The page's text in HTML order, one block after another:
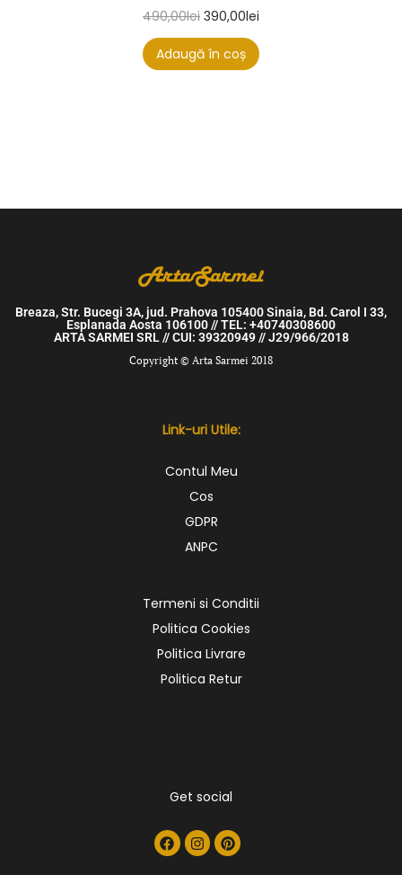
490,00lei 390,00lei
Adaugă în coș
Breaza, Str. Bucegi 3A, jud. Prahova 105400 Sinaia, Bd. Carol I 33,
Esplanada Aosta 106100 // TEL: +40740308600
ARTA SARMEI SRL // CUI: 39320949 // J29/966/2018
Copyright © Arta Sarmei 2018
Link-uri Utile:
Contul Meu
Cos
GDPR
ANPC
Termeni si Conditii
Politica Cookies
Politica Livrare
Politica Retur
Get social